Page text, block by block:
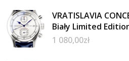
VRATISLAVIA
Biały Limited
1 080,00zł